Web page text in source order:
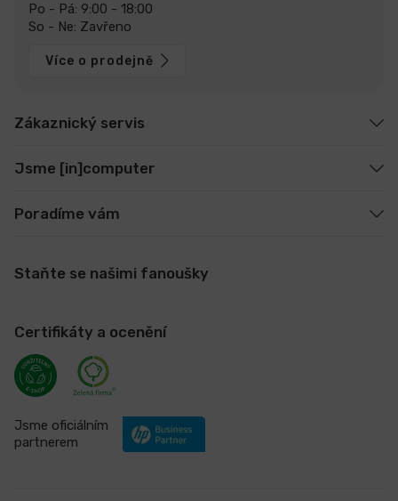
Po - Pá: 9:00 - 18:00
So - Ne: Zavřeno
Více o prodejně
Zákaznický servis
Jsme [in]computer
Poradíme vám
Staňte se našimi fanoušky
Certifikáty a ocenění
Jsme oficiálním
partnerem